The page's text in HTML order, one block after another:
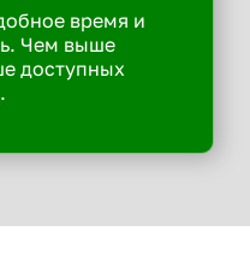
время и
Чем выше
доступных